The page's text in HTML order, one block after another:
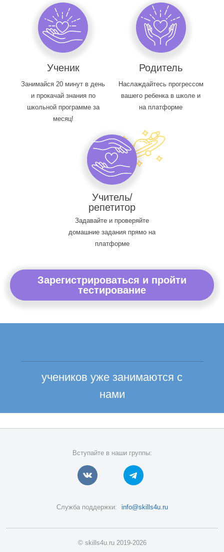
Ученик
Занимайся 20 минут в день
и прокачай знания по
школьной программе за
месяц!
Родитель
Наслаждайтесь прогрессом
вашего ребенка в школе и
на платформе
Учитель/
репетитор
Задавайте и проверяйте
домашние задания прямо на
платформе
Зарегистрироваться и пройти
тестирование
учеников уже занимаются с
нами
Вступайте в наши группы:
Служба поддержки: info@skills4u.ru
© skills4u.ru 2019-2026